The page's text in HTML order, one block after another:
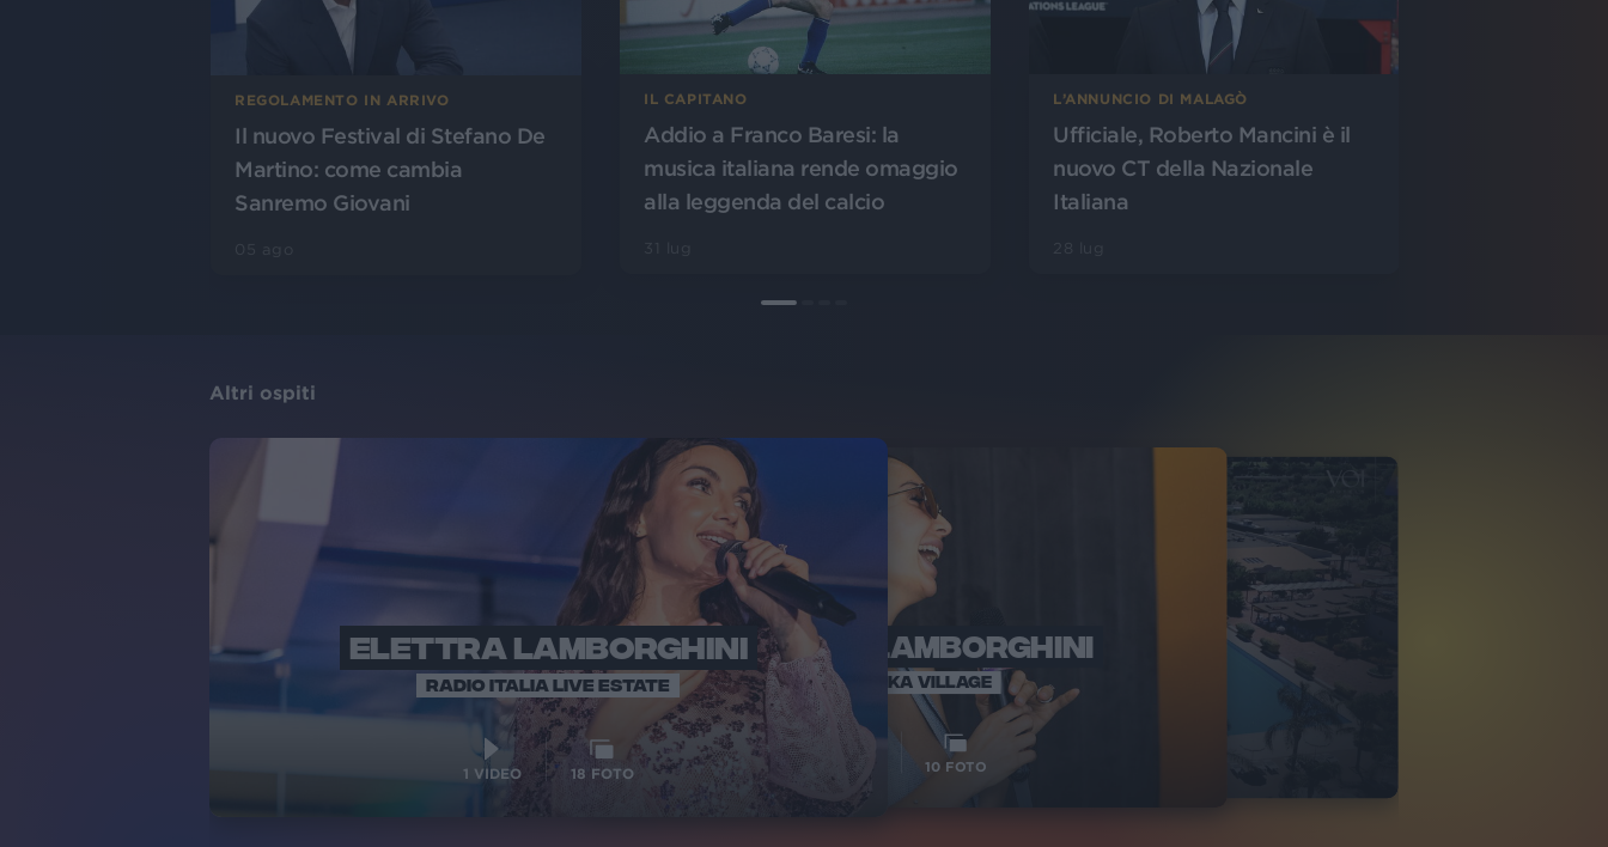
REGOLAMENTO IN ARRIVO
Il nuovo Festival di Stefano De
Martino: come cambia
Sanremo Giovani
IL CAPITANO
Addio a Franco Baresi: la
musica italiana rende omaggio
alla leggenda del calcio
L’ANNUNCIO DI MALAGÒ
Ufficiale, Roberto Mancini è il
nuovo CT della Nazionale
Italiana
Altri ospiti
ELETTRA LAMBORGHINI
RADIO ITALIA LIVE ESTATE
1 VIDEO 18 FOTO
ELETTRA LAMBORGHINI
VOI TANKA VILLAGE
10 FOTO
RADIO ITALIA
VOI TANKA VILLAGE